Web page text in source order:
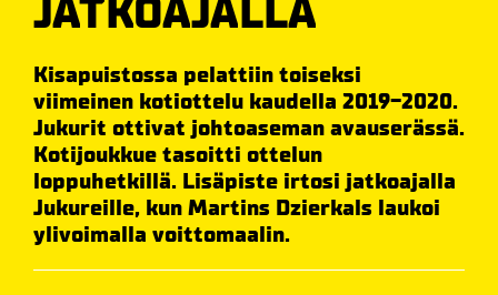
JATKOAJALLA
Kisapuistossa pelattiin toiseksi
viimeinen kotiottelu kaudella 2019-2020.
Jukurit ottivat johtoaseman avauserässä.
Kotijoukkue tasoitti ottelun
loppuhetkillä. Lisäpiste irtosi jatkoajalla
Jukureille, kun Martins Dzierkals laukoi
ylivoimalla voittomaalin.